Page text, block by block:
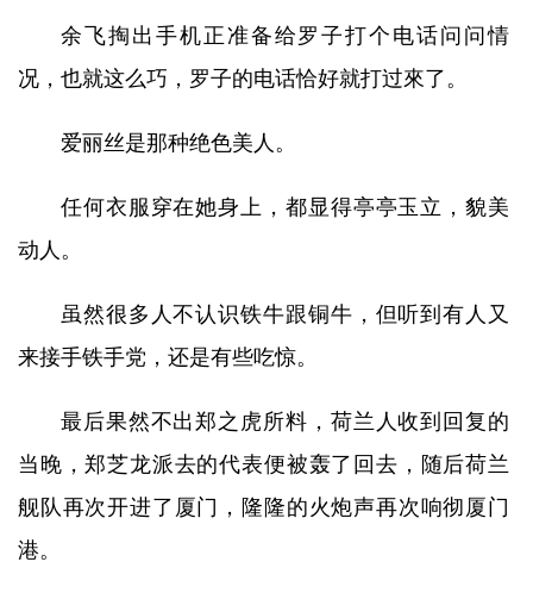
余飞掏出手机正准备给罗子打个电话问问情
况，也就这么巧，罗子的电话恰好就打过來了。
爱丽丝是那种绝色美人。
任何衣服穿在她身上，都显得亭亭玉立，貌美
动人。
虽然很多人不认识铁牛跟铜牛，但听到有人又
来接手铁手党，还是有些吃惊。
最后果然不出郑之虎所料，荷兰人收到回复的
当晚，郑芝龙派去的代表便被轰了回去，随后荷兰
舰队再次开进了厦门，隆隆的火炮声再次响彻厦门
港。